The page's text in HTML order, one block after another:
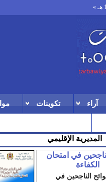
آراء تكوينات
المديرية الإقليمية بتارودانت
في امتحان
الكفاءة
الناجحين في